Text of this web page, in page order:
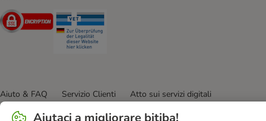
Security
Aiuto & FAQ Servizio Clienti
Atto sui servizi digitali
Condizioni di vendita
Informazioni legali
Privacy
Aiutaci a migliorare bitiba!